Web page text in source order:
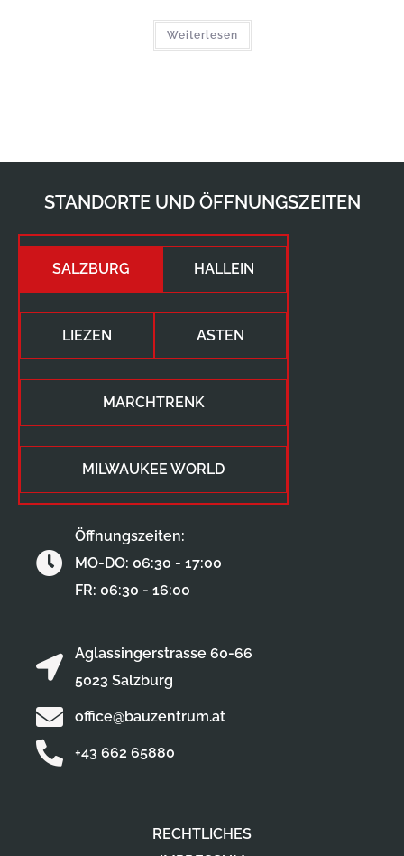
Weiterlesen
RECHTLICHES
STANDORTE UND ÖFFNUNGSZEITEN
SALZBURG HALLEIN
LIEZEN ASTEN
MARCHTRENK
MILWAUKEE WORLD
Aglassingerstrasse 60-66
5023 Salzburg
office@bauzentrum.at
+43 662 65880
Öffnungszeiten:
MO-DO: 06:30 - 17:00
FR: 06:30 - 16:00